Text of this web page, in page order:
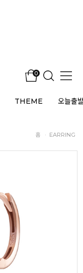
0
THEME 오늘출
홈 · EARRING